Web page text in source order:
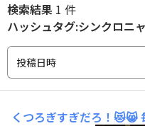
検索結果 1 件
ハッシュタグ:シンクロニ
投稿日時
くつろぎすぎだろ！😻😸